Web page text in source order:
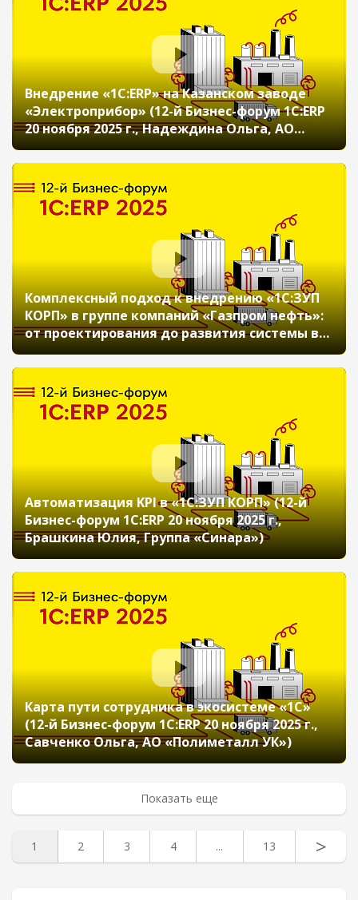
Внедрение «1С:ERP» на Казанском заводе
«Электроприбор» (12-й Бизнес-форум 1С:ERP
20 ноября 2025 г., Надеждина Ольга, АО
«Казанский завод «Электроприбор»)
Комплексный подход к внедрению «1С:ЗУП
КОРП» в группе компаний «Газпром нефть»:
от проектирования до развития системы в
крупных организациях (12-й Бизнес-форум
1С:ERP 20 ноября 2025 г., Мараева Мария,
Чекалина Мария, ООО «Газпромнефть-ЦР»)
Автоматизация KPI в «1С:ЗУП КОРП» (12-й
Бизнес-форум 1С:ERP 20 ноября 2025 г.,
Брашкина Юлия, Группа «Синара»)
Карта пути сотрудника в экосистеме «1С»
(12-й Бизнес-форум 1С:ERP 20 ноября 2025 г.,
Савченко Ольга, АО «Полиметалл УК»)
Показать еще
1 2 3 4 ... 13 >